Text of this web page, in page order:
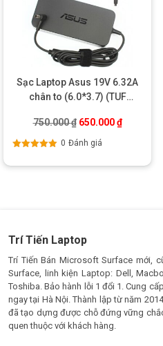
Sạc Laptop Asus 19V 6.32A
chân to (6.0*3.7) (TUF
750.000₫ Giá gốc là: 750.000
650.000₫Giá hiện
0 Đánh giá
Trí Tiến Laptop
Trí Tiến Bán Microsoft Surface mới,
Surface, linh kiện Laptop: Dell,
Toshiba. Bảo hành lỗi 1 đổi 1. Cung
ngay tại Hà Nội. Thành lập từ năm
đã tạo dựng được chỗ đứng vững
quen thuộc với khách hàng.